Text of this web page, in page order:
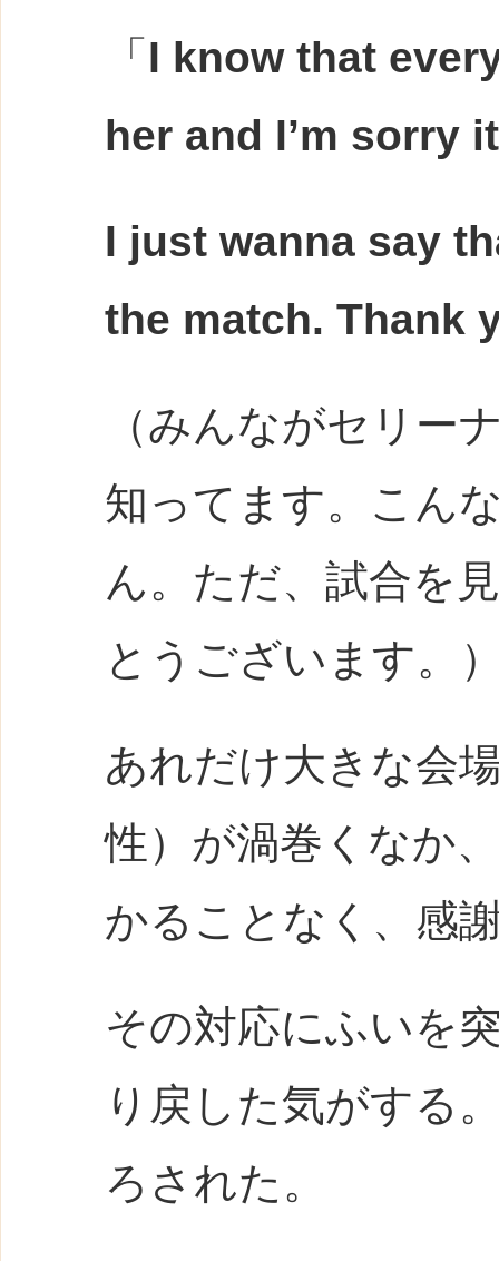
「 I know that
her and I’m sorry
I just wanna say
the match. Thank
（みんながセリー
知ってます。こん
ん。ただ、試合を
とうございます。
あれだけ大きな会
性）が渦巻くなか
かることなく、感
その対応にふいを
り戻した気がする
ろされた。